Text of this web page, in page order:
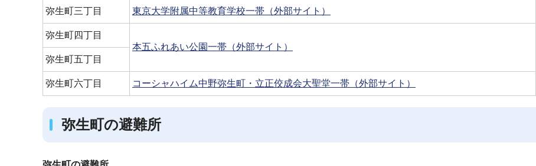
弥生町三丁目 東京大学附属中等教育学校一帯（外部サイト）
弥生町四丁目
本五ふれあい公園一帯（外部サイト）
弥生町五丁目
弥生町六丁目 コーシャハイム中野弥生町・立正佼成会大聖堂一帯（外部サイト）
弥生町の避難所